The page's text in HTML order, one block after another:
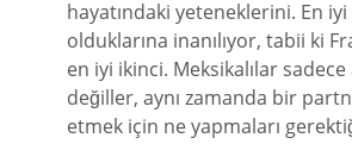
hayatındaki yeteneklerini. En
olduklarına inanılıyor, tabii ki
en iyi ikinci. Meksikalılar
değiller, aynı zamanda bir
etmek için ne yapmaları